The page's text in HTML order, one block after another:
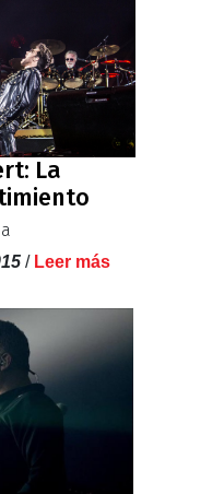
La
/ Leer más